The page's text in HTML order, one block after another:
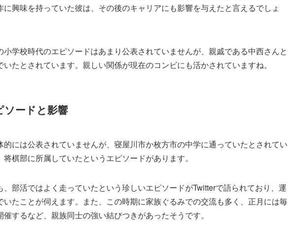
興味を持っていた彼は、その後のキャリアにも影響を与えたと言えるでしょ
学校時代のエピソードはあまり公表されていませんが、親戚である中西さんと
たとされています。親しい関係が現在のコンビにも活かされていますね。
ードと影響
的には公表されていませんが、寝屋川市か枚方市の中学に通っていたとされてい
棋部に所属していたというエピソードがあります。
部活ではよく走っていたという珍しいエピソードがTwitterで語られており、運
いたことが伺えます。また、この時期に家族ぐるみでの交流も多く、正月には毎
するなど、親族同士の強い結びつきがあったそうです。